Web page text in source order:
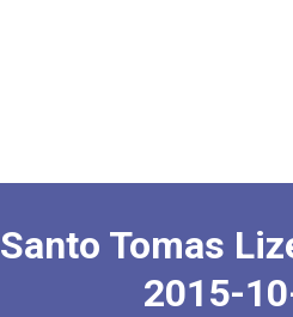
Santo Tomas
2015-